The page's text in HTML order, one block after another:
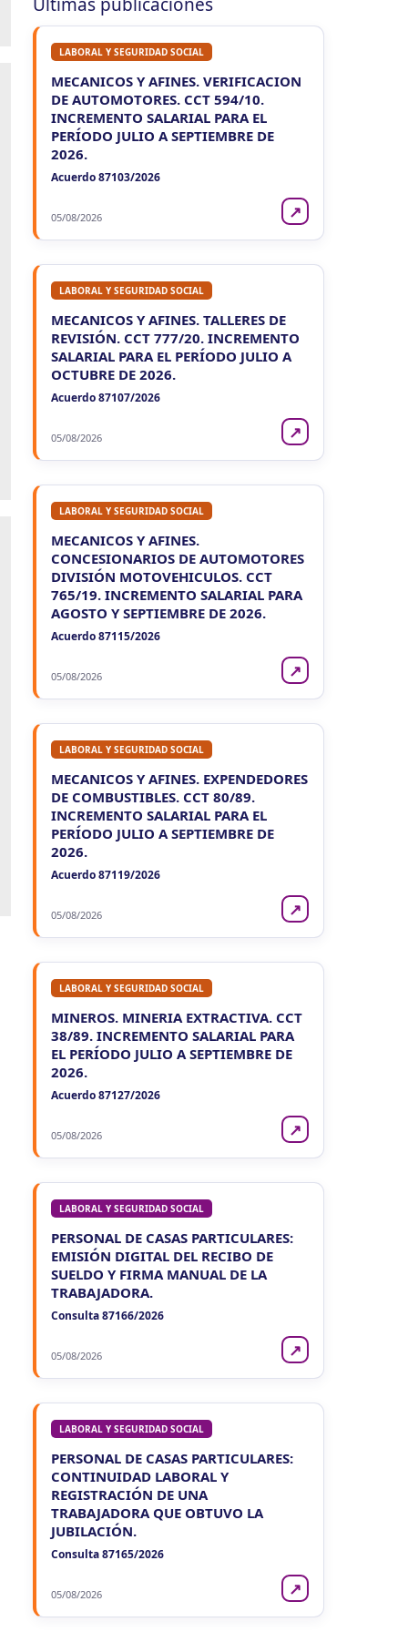
Ag. Ret. Imp. Prof. Lib. EERR
CUIT 5-6-7-8-9-…
VIE
7 ENTRE RIOS
Agentes Ret. y Perc. E. Rios
CUIT 5-6-7-8-9-…
JUJUY
VIE
7 JUJUY
Agentes Ret. Perc. Jujuy
CUIT 0-1-2-3-4-…
LA RIOJA
7 Agentes Percepcion La Rioja
VIE
7 LA RIOJA
Agentes Retencion La Rioja
CUIT 5-6-7-8-9-…
Agentes Ret. y Percep. Neuquen
CUIT 1-…
Últimas publicaciones
LABORAL Y SEGURIDAD SOCIAL
MECANICOS Y AFINES. VERIFICACION
DE AUTOMOTORES. CCT 594/10.
INCREMENTO SALARIAL PARA EL
PERÍODO JULIO A SEPTIEMBRE DE
2026.
Acuerdo 87103/2026
05/08/2026 ↗
LABORAL Y SEGURIDAD SOCIAL
MECANICOS Y AFINES. TALLERES DE
REVISIÓN. CCT 777/20. INCREMENTO
SALARIAL PARA EL PERÍODO JULIO A
OCTUBRE DE 2026.
Acuerdo 87107/2026
05/08/2026 ↗
LABORAL Y SEGURIDAD SOCIAL
MECANICOS Y AFINES.
CONCESIONARIOS DE AUTOMOTORES
DIVISIÓN MOTOVEHICULOS. CCT
765/19. INCREMENTO SALARIAL PARA
AGOSTO Y SEPTIEMBRE DE 2026.
Acuerdo 87115/2026
05/08/2026 ↗
LABORAL Y SEGURIDAD SOCIAL
MECANICOS Y AFINES. EXPENDEDORES
DE COMBUSTIBLES. CCT 80/89.
INCREMENTO SALARIAL PARA EL
PERÍODO JULIO A SEPTIEMBRE DE
2026.
Acuerdo 87119/2026
05/08/2026 ↗
LABORAL Y SEGURIDAD SOCIAL
MINEROS. MINERIA EXTRACTIVA. CCT
38/89. INCREMENTO SALARIAL PARA
EL PERÍODO JULIO A SEPTIEMBRE DE
2026.
Acuerdo 87127/2026
05/08/2026 ↗
LABORAL Y SEGURIDAD SOCIAL
PERSONAL DE CASAS PARTICULARES:
EMISIÓN DIGITAL DEL RECIBO DE
SUELDO Y FIRMA MANUAL DE LA
TRABAJADORA.
Consulta 87166/2026
05/08/2026 ↗
LABORAL Y SEGURIDAD SOCIAL
PERSONAL DE CASAS PARTICULARES:
CONTINUIDAD LABORAL Y
REGISTRACIÓN DE UNA
TRABAJADORA QUE OBTUVO LA
JUBILACIÓN.
Consulta 87165/2026
05/08/2026 ↗